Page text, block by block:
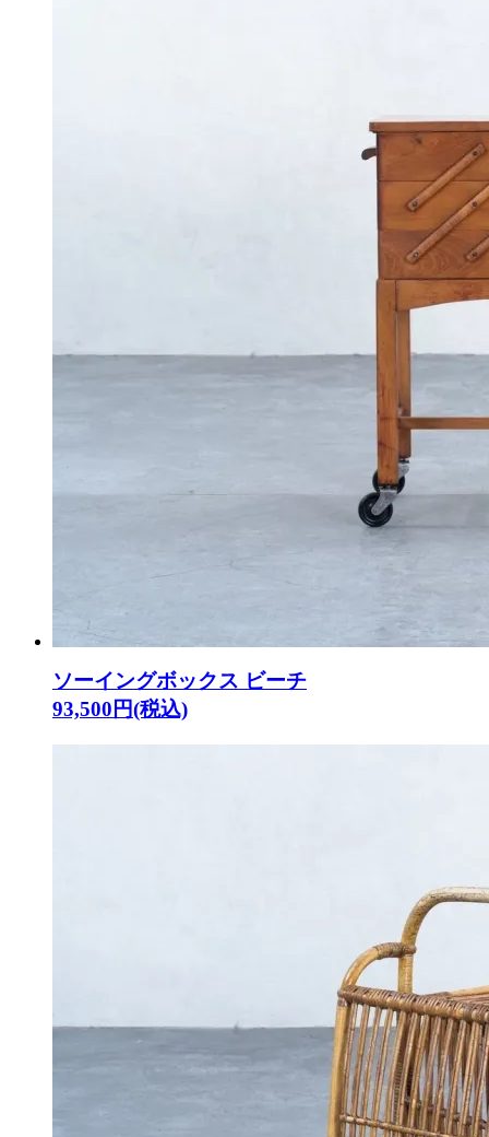
ソーイングボックス ビーチ
93,500円(税込)